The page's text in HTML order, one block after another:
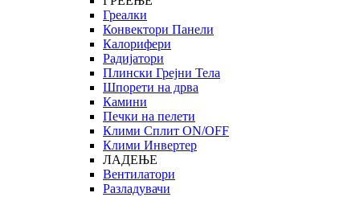
Греалки
Конвектори Панели
Калорифери
Радијатори
Плински Грејни Тела
Шпорети на дрва
Камини
Печки на пелети
Клими Сплит ON/OFF
Клими Инвертер
ЛАДЕЊЕ
Вентилатори
Разладувачи